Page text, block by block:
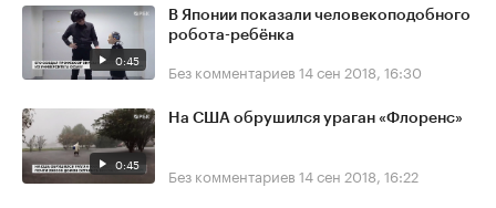
0:45
В Японии показали человекоподобного
робота-ребёнка
Без комментариев 14 сен 2018, 16:30
0:45
На США обрушился ураган «Флоренс»
Без комментариев 14 сен 2018, 16:22